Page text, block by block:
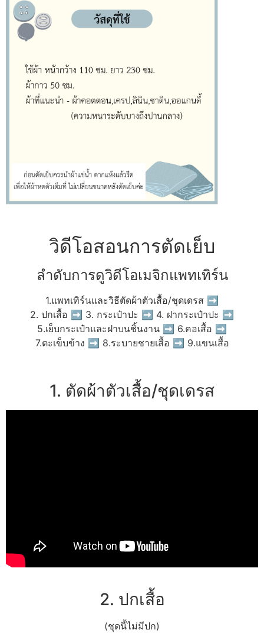
วิดีโอสอนการตัดเย็บ
ลำดับการดูวิดีโอเมจิกแพทเทิร์น
1.แพทเทิร์นและวิธีตัดผ้าตัวเสื้อ/ชุดเดรส ➡
2. ปกเสื้อ ➡ 3. กระเป๋าปะ ➡ 4. ฝากระเป๋าปะ ➡
5.เย็บกระเป๋าและฝาบนชิ้นงาน ➡ 6.คอเสื้อ ➡
7.ตะเข็บข้าง ➡ 8.ระบายชายเสื้อ ➡ 9.แขนเสื้อ
1. ตัดผ้าตัวเสื้อ/ชุดเดรส
2. ปกเสื้อ
(ชุดนี้ไม่มีปก)